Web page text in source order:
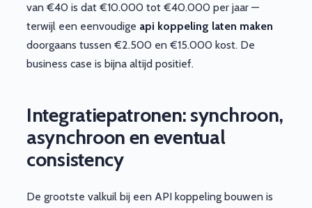
van €40 is dat €10.000 tot €40.000 per jaar —
terwijl een eenvoudige api koppeling laten maken
doorgaans tussen €2.500 en €15.000 kost. De
business case is bijna altijd positief.
Integratiepatronen: synchroon,
asynchroon en eventual
consistency
De grootste valkuil bij een API koppeling bouwen is